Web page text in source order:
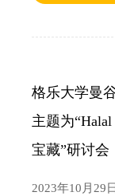
格乐大学曼
主题为
宝藏”研讨会
2023年10月29